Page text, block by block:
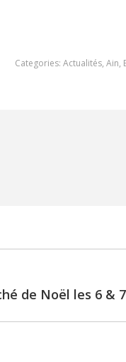
Categories: Actualités, Ain,
de Noël les 6 &